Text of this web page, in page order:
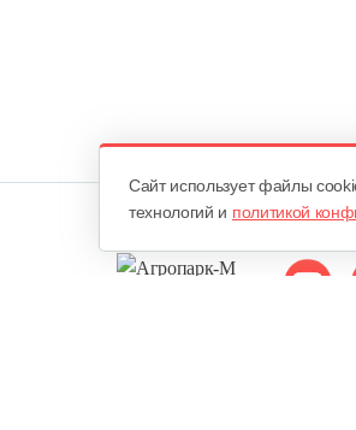
Cайт использует файлы
технологий и политикой